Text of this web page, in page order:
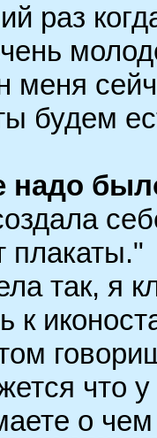
раз
меня
будем
надо
плакаты."
так, я
к
что
о